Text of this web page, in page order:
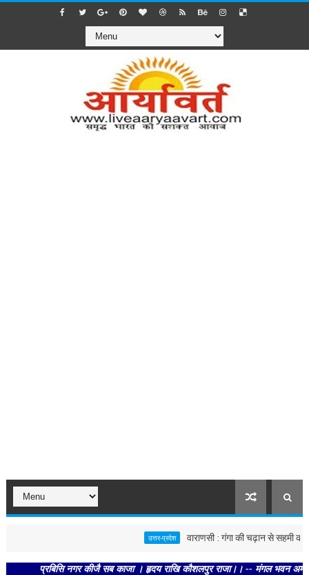
उत्तर-प्रदेश वाराणसी : गंगा की चढ़ान से सहमी काशी :
प्रबिसि नगर कीजै सब काजा । हृदय राखि कौशलपुर राजा।। -- मंगल भवन अमंगल